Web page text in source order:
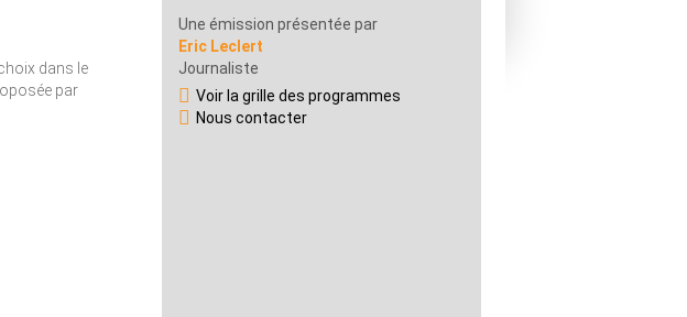
dans le
par
Une émission présentée par
Eric Leclert
Journaliste
Voir la grille des programmes
Nous contacter